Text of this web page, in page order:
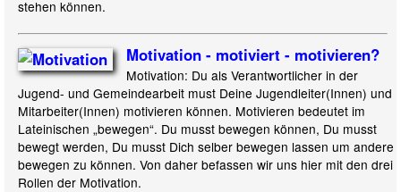
stehen können.
Motivation - motiviert - motivieren?
Motivation: Du als Verantwortlicher in der
Jugend- und Gemeindearbeit must Deine Jugendleiter(Innen) und
Mitarbeiter(Innen) motivieren können. Motivieren bedeutet im
Lateinischen „bewegen“. Du musst bewegen können, Du musst
bewegt werden, Du musst Dich selber bewegen lassen um andere
bewegen zu können. Von daher befassen wir uns hier mit den drei
Rollen der Motivation.